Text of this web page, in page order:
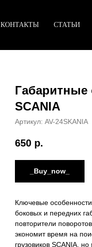
КОНТАКТЫ СТАТЬИ
Габаритные
SCANIA
Артикул: AV-24SKANIA
650 р.
_Buy_now_
Ключевые
боковых и передних
повторители
экономит время на
грузовиков SCANIA,